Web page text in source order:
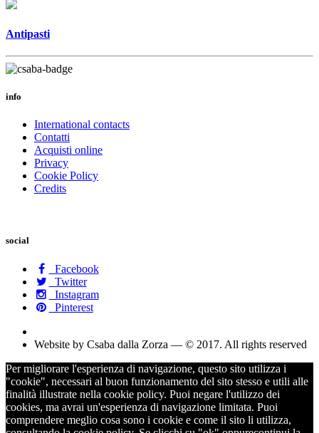
Antipasti
info
International contacts
Contatti
Acquisti online
Privacy
Cookie Policy
Credits
social
Facebook
Twitter
Instagram
Pinterest
Website by Csaba dalla Zorza — © 2017. All rights reserved
Per migliorare l'esperienza di navigazione, questo sito utilizza i
"cookie", necessari al buon funzionamento del sito stesso e utili alle
finalità illustrate nella cookie policy. Puoi negare l'utilizzo dei
cookies, ma avrai un'esperienza di navigazione limitata. Puoi
comprendere meglio cosa sono i cookie e come il sito li utilizza,